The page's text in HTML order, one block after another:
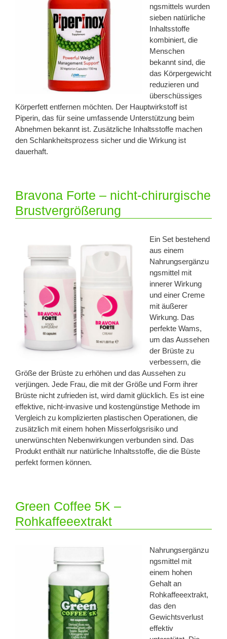
ngsmittels wurden
sieben natürliche
Inhaltsstoffe
kombiniert, die
Menschen
bekannt sind, die
das Körpergewicht
reduzieren und
überschüssiges
Körperfett entfernen möchten. Der Hauptwirkstoff ist
Piperin, das für seine umfassende Unterstützung beim
Abnehmen bekannt ist. Zusätzliche Inhaltsstoffe machen
den Schlankheitsprozess sicher und die Wirkung ist
dauerhaft.
Bravona Forte – nicht-chirurgische
Brustvergrößerung
Ein Set bestehend
aus einem
Nahrungsergänzu
ngsmittel mit
innerer Wirkung
und einer Creme
mit äußerer
Wirkung. Das
perfekte Wams,
um das Aussehen
der Brüste zu
verbessern, die
Größe der Brüste zu erhöhen und das Aussehen zu
verjüngen. Jede Frau, die mit der Größe und Form ihrer
Brüste nicht zufrieden ist, wird damit glücklich. Es ist eine
effektive, nicht-invasive und kostengünstige Methode im
Vergleich zu komplizierten plastischen Operationen, die
zusätzlich mit einem hohen Misserfolgsrisiko und
unerwünschten Nebenwirkungen verbunden sind. Das
Produkt enthält nur natürliche Inhaltsstoffe, die die Büste
perfekt formen können.
Green Coffee 5K –
Rohkaffeeextrakt
Nahrungsergänzu
ngsmittel mit
einem hohen
Gehalt an
Rohkaffeeextrakt,
das den
Gewichtsverlust
effektiv